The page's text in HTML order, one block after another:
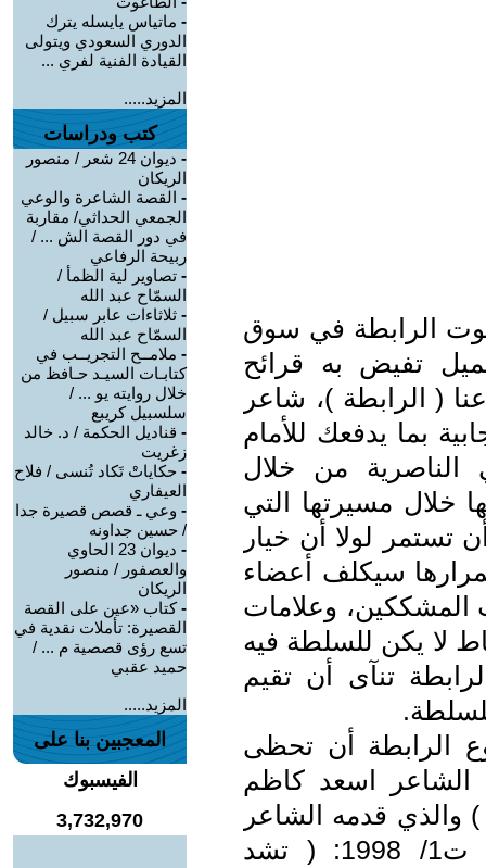
الرابطة في سوق
تفيض به قرائح
( الرابطة )، شاعر
بما يدفعك للأمام
الناصرية من خلال
خلال مسيرتها التي
لولا أن خيار
سيكلف أعضاء
المشككين، وعلامات
لا يكن للسلطة فيه
تنآى أن تقيم
الرابطة أن تحظى
الشاعر اسعد كاظم
مع الأديب ( جميل حيدر )(4 ) والذي قدمه الشاعر
في العدد العاشر لمطبوع الرابطة ت1/ 1998: ( تشد
- ماتياس يايسله يترك
الدوري السعودي ويتولى
القيادة الفنية لفري ...
المزيد.....
كتب ودراسات
-
ديوان 24 شعر / منصور
الريكان
- القصة الشاعرة والوعي
الجمعي الحداثي/ مقاربة
في دور القصة الش ... /
ربيحة الرفاعي
- تصاوير لية الظمأ /
السمّاح عبد الله
- ثلاثاءات عابر سبيل /
السمّاح عبد الله
- ملامــح التجريــب في
كتابـات السيـد حـافظ من
خلال روايته يو ... /
سلسبيل كريبع
- قناديل الحكمة / د. خالد
زغريت
- حكاياتْ تَكاد تُنسى / فلاح
العيفاري
- وعي ـ قصص قصيرة جدا
/ حسين جداونه
-
ديوان 23 الحاوي
والعصفور / منصور
الريكان
-كتاب «عين على القصة
القصيرة: تأملات نقدية في
تسع رؤى قصصية م ... /
حميد عقبي
المزيد.....
المعجبين بنا على
الفيسبوك
3,732,970